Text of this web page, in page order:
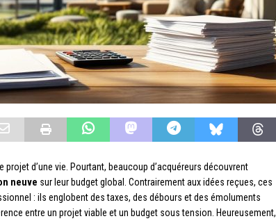
d’une vie. Pourtant, beaucoup d’acquéreurs découvrent
neuve sur leur budget global. Contrairement aux idées reçues, ces
: ils englobent des taxes, des débours et des émoluments
entre un projet viable et un budget sous tension. Heureusement,